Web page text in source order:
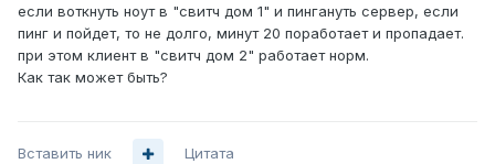
если воткнуть ноут в "свитч дом 1" и пингануть сервер, если
пинг и пойдет, то не долго, минут 20 поработает и пропадает.
при этом клиент в "свитч дом 2" работает норм.
Как так может быть?
Вставить ник Цитата